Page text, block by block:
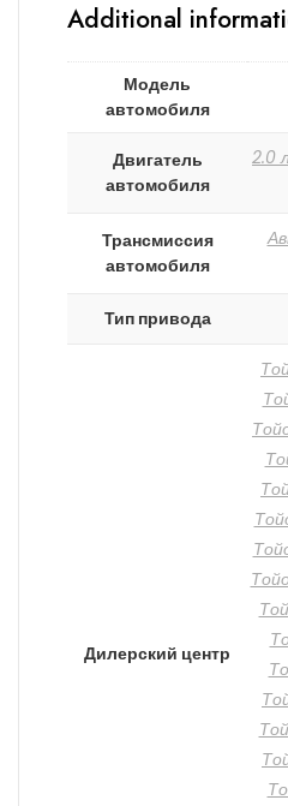
Additional
Модель
автомобиля
Двигатель
автомобиля
2.0
Трансмиссия
автомобиля
Тип привода
Дилерский центр